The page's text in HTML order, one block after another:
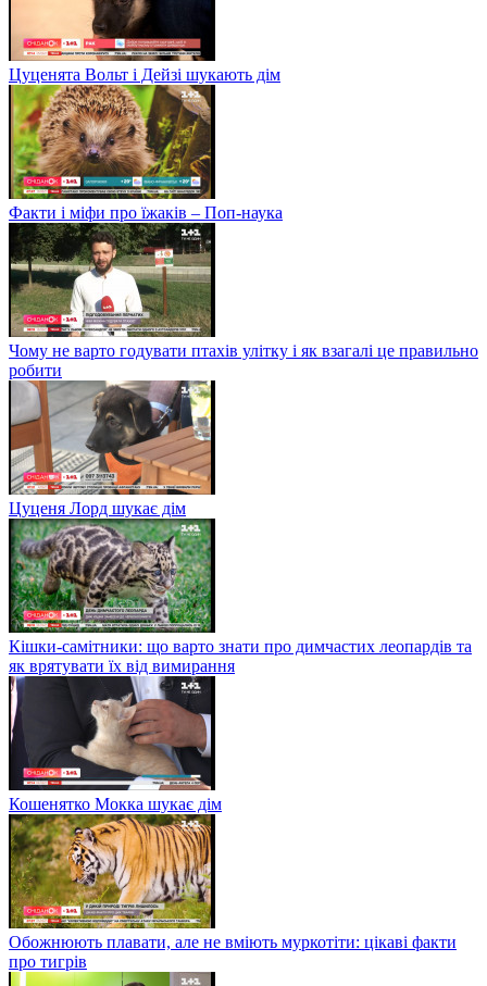
Цуценята Вольт і Дейзі шукають дім
Факти і міфи про їжаків – Поп-наука
Чому не варто годувати птахів улітку і як взагалі це правильно
робити
Цуценя Лорд шукає дім
Кішки-самітники: що варто знати про димчастих леопардів та
як врятувати їх від вимирання
Кошенятко Мокка шукає дім
Обожнюють плавати, але не вміють муркотіти: цікаві факти
про тигрів